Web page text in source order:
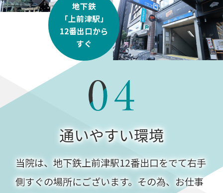
地下鉄
「上前津駅」
12番出口から
すぐ
通いやすい環境
当院は、地下鉄上前津駅12番出口をでて右手
側すぐの場所にございます。その為、お仕事